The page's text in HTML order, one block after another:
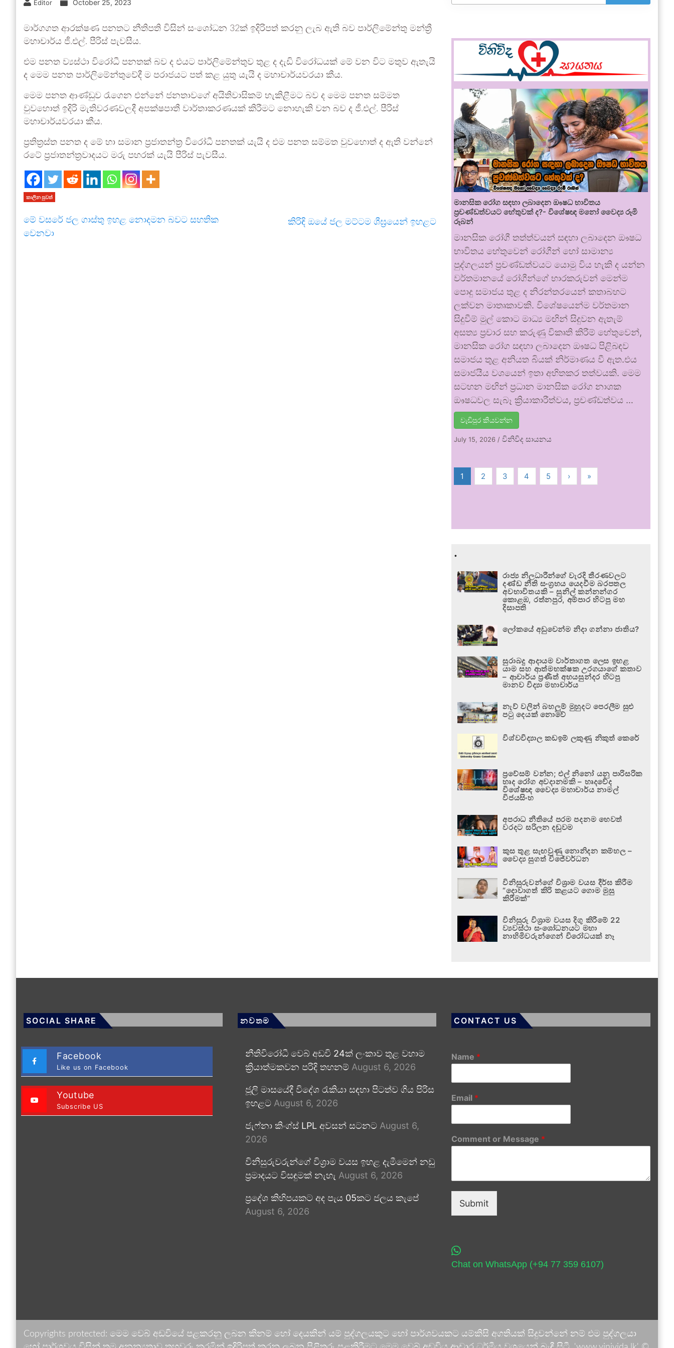
Editor October 25, 2023
මාර්ගගත ආරක්ෂණ පනතට නීතිපති විසින් සංශෝධන 32ක් ඉදිරිපත් කරනු ලැබ ඇති බව පාර්ලිමේන්තු මන්ත්‍රී
මහාචාර්ය ජී.එල්. පීරිස් පැවසීය.
එම පනත ව්‍යස්ථා විරෝධී පනතක් බව ද එයට පාර්ලිමේන්තුව තුළ ද දැඩි විරෝධයක් මේ වන විට මතුව ඇතැයි
ද මෙම පනත පාර්ලිමේන්තුවේදී ම පරාජයට පත් කළ යුතු යැයි ද මහාචාර්යවරයා කීය.
මෙම පනත ආණ්ඩුව රැගෙන එන්නේ ජනතාවගේ අයිතිවාසිකම් හැකිළීමට බව ද මෙම පනත සම්මත
වුවහොත් ඉදිරි මැතිවරණවලදී අපක්ෂපාතී වාර්තාකරණයක් කිරීමට නොහැකි වන බව ද ජී.එල්. පීරිස්
මහාචාර්යවරයා කීය.
ප්‍රතිත්‍රස්ත පනත ද මේ හා සමාන ප්‍රජාතන්ත්‍ර විරෝධී පනතක් යැයි ද එම පනත සම්මත වුවහොත් ද ඇති වන්නේ
රටේ ප්‍රජාතන්ත්‍රවාදයට මරු පහරක් යැයි පීරිස් පැවසීය.
කාලීන පුවත්
මේ වසරේ ජල ගාස්තු ඉහළ නොදමන බවට සහතික
වෙනවා
කිරිඳි ඔයේ ජල මට්ටම ශීඝ්‍රයෙන් ඉහළට
මානසික රෝග සඳහා ලබාදෙන ඖෂධ භාවිතය
ප්‍රචණ්ඩත්වයට හේතුවක් ද?- විශේෂඥ මනෝ වෛද්‍ය රූමි
රූබන්
මානසික රෝගී තත්ත්වයන් සඳහා ලබාදෙන ඖෂධ
භාවිතය හේතුවෙන් රෝගීන් හෝ සාමාන්‍ය
පුද්ගලයන් ප්‍රචණ්ඩත්වයට යොමු විය හැකි ද යන්න
වර්තමානයේ රෝගීන්ගේ භාරකරුවන් මෙන්ම
පොදු සමාජය තුළ ද නිරන්තරයෙන් කතාබහට
ලක්වන මාතෘකාවකි. විශේෂයෙන්ම වර්තමාන
සිදුවීම් මුල් කොට මාධ්‍ය මඟින් සිදුවන ඇතැම්
අසත්‍ය ප්‍රචාර සහ කරුණු විකෘති කිරීම් හේතුවෙන්,
මානසික රෝග සඳහා ලබාදෙන ඖෂධ පිළිබඳව
සමාජය තුළ අනියත බියක් නිර්මාණය වී ඇත.එය
සමාජයීය වශයෙන් ඉතා අහිතකර තත්වයකි. මෙම
සටහන මඟින් ප්‍රධාන මානසික රෝග නාශක
ඖෂධවල සැබෑ ක්‍රියාකාරීත්වය, ප්‍රචණ්ඩත්වය …
වැඩිපුර කියවන්න
July 15, 2026 /විනිවිද සායනය
1 2 3 4 5 › »
.
රාජ්‍ය නිලධාරීන්ගේ වැරදි තීරණවලට
දණ්ඩ නීති සංග්‍රහය යෙදවීම බරපතල
අවභාවිතයකි – සුනිල් කන්නන්ගර
කොළඹ, රත්නපුර, අම්පාර හිටපු මහ
දිසාපති
ලෝකයේ අඩුවෙන්ම නිදා ගන්නා ජාතිය?
සුරාබදු ආදායම වාර්තාගත ලෙස ඉහළ
යාම සහ ආත්මභක්ෂක උරගයාගේ කතාව
– ආචාර්ය ප්‍රණීත් අභයසුන්දර හිටපු
මානව විද්‍යා මහාචාර්ය
නැව් වලින් බහලුම් මුහුදට පෙරලීම සුළු
පටු දෙයක් නොවේ
විශ්වවිද්‍යාල කඩඉම් ලකුණු නිකුත් කෙරේ
ප්‍රවේසම් වන්න; එල් නිනෝ යනු පාරිසරික
හෘද රෝග අවදානමකි – හෘදවේද
විශේෂඥ වෛද්‍ය මහාචාර්ය නාමල්
විජයසිංහ
අපරාධ නීතියේ පරම පදනම හෙවත්
වරදට සරිලන දඬුවම
කුස තුළ සැඟවුණු නොනිදන කම්හල –
වෛද්‍ය සුගත් විජේවර්ධන
විනිසුරුවන්ගේ විශ්‍රාම වයස දීර්ඝ කිරීම
“දොවාගත් කිරි කළයට ගොම මුසු
කිරීමක්”
විනිසුරු විශ්‍රාම වයස දිගු කිරීමේ 22
ව්‍යවස්ථා සංශෝධනයට මහා
නාහිමිවරුන්ගෙන් විරෝධයක් නෑ
SOCIAL SHARE
Facebook
Like us on Facebook
Youtube
Subscribe US
නවතම
නීතිවිරෝධී වෙබ් අඩවි 24ක් ලංකාව තුළ වහාම
ක්‍රියාත්මකවන පරිදි තහනම් August 6, 2026
ජූලි මාසයේදී විදේශ රැකියා සඳහා පිටත්ව ගිය පිරිස
ඉහළට August 6, 2026
ජැෆ්නා කිංග්ස් LPL අවසන් සටනට August 6,
2026
විනිසුරුවරුන්ගේ විශ්‍රාම වයස ඉහළ දැමීමෙන් නඩු
ප්‍රමාදයට විසඳුමක් නැහැ August 6, 2026
ප්‍රදේශ කිහිපයකට අද පැය 05කට ජලය කැපේ
August 6, 2026
CONTACT US
Name *
Email *
Comment or Message *
Submit
Chat on WhatsApp (+94 77 359 6107)
Copyrights protected: මෙම වෙබ් අඩවියේ පළකරනු ලබන කිනම් හෝ දෙයකින් යම් පුද්ගලයකුට හෝ පාර්ශවයකට යම්කිසි අගතියක් සිදුවන්නේ නම් එම පුද්ගලයා